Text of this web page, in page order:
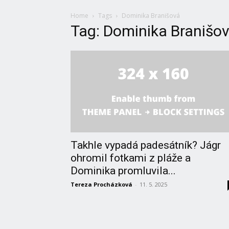
Home Tags Dominika Branišová
Tag: Dominika
Takhle vypadá padesátník? Jágr
ohromil fotkami z pláže a
Dominika promluvila...
Tereza Procházková - 11. 5. 2025